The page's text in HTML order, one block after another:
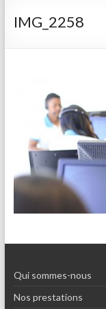
IMG_2258
Qui sommes-nous
Nos prestations